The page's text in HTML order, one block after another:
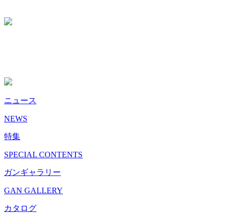
ニュース
NEWS
特集
SPECIAL CONTENTS
ガンギャラリー
GAN GALLERY
カタログ